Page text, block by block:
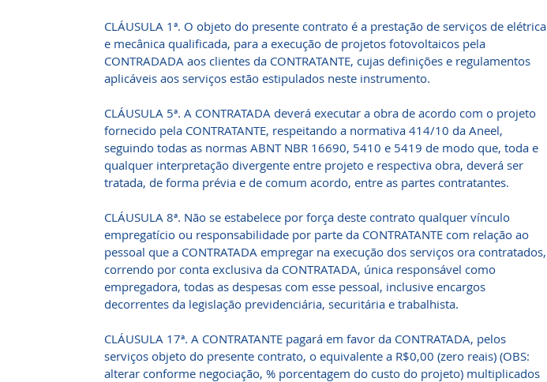
CLÁUSULA 1ª. O objeto do presente contrato é a prestação de serviços de elétrica
e mecânica qualificada, para a execução de projetos fotovoltaicos pela
CONTRADADA aos clientes da CONTRATANTE, cujas definições e regulamentos
aplicáveis aos serviços estão estipulados neste instrumento.
CLÁUSULA 5ª. A CONTRATADA deverá executar a obra de acordo com o projeto
fornecido pela CONTRATANTE, respeitando a normativa 414/10 da Aneel,
seguindo todas as normas ABNT NBR 16690, 5410 e 5419 de modo que, toda e
qualquer interpretação divergente entre projeto e respectiva obra, deverá ser
tratada, de forma prévia e de comum acordo, entre as partes contratantes.
CLÁUSULA 8ª. Não se estabelece por força deste contrato qualquer vínculo
empregatício ou responsabilidade por parte da CONTRATANTE com relação ao
pessoal que a CONTRATADA empregar na execução dos serviços ora contratados,
correndo por conta exclusiva da CONTRATADA, única responsável como
empregadora, todas as despesas com esse pessoal, inclusive encargos
decorrentes da legislação previdenciária, securitária e trabalhista.
CLÁUSULA 17ª. A CONTRATANTE pagará em favor da CONTRATADA, pelos
serviços objeto do presente contrato, o equivalente a R$0,00 (zero reais) (OBS:
alterar conforme negociação, % porcentagem do custo do projeto) multiplicados